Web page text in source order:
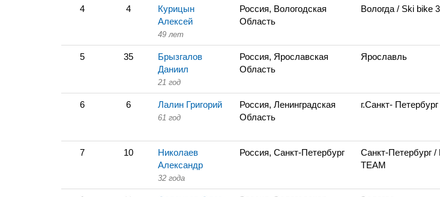
4 4
Курицын
Алексей
49 лет
Россия, Вологодская
Область
Вологда / Ski bike
5 35
Брызгалов
Даниил
21 год
Россия, Ярославская
Область
Ярославль
6 6 Лалин Григорий
61 год
Россия, Ленинградская
Область
г.Санкт- Петербург
7 10
Николаев
Александр
32 года
Россия, Санкт-Петербург Санкт-Петербург /
TEAM